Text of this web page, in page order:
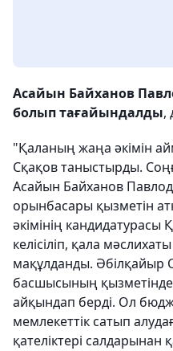
Асайын Байханов
болып тағайындалды,
"Қаланың жаңа әкімін
Сқақов таныстырды.
Асайын Байханов
орынбасары қызметін
әкімінің кандидатурасы
келісіліп, қала
мақұлданды. Әбілқайыр
басшысының
айқындап берді. Ол
мемлекеттік сатып
қателіктері салдарынан